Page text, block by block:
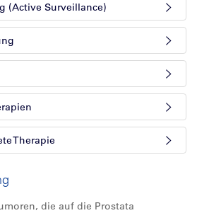
(Active Surveillance)
Therapie
die auf die Prostata